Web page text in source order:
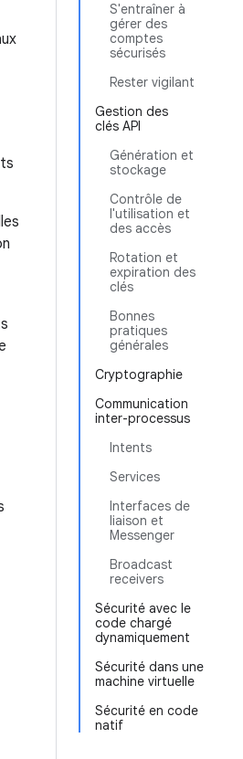
S'entraîner à
gérer des
comptes
sécurisés
Rester vigilant
Gestion des
clés API
Génération et
stockage
Contrôle de
l'utilisation et
des accès
Rotation et
expiration des
clés
Bonnes
pratiques
générales
Cryptographie
Communication
inter-processus
Intents
Services
Interfaces de
liaison et
Messenger
Broadcast
receivers
Sécurité avec le
code chargé
dynamiquement
Sécurité dans une
machine virtuelle
Sécurité en code
natif